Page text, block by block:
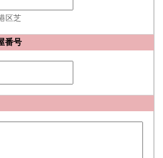
区芝
番号